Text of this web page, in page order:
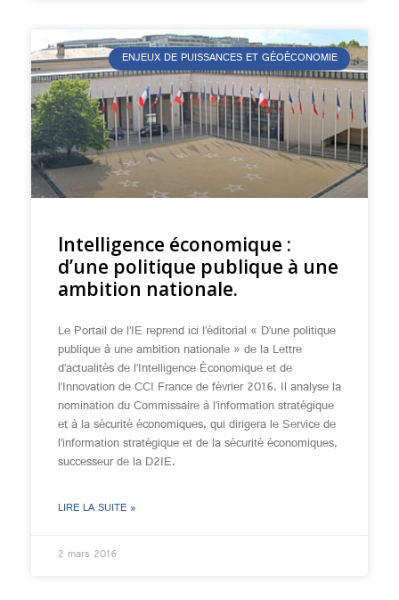
ENJEUX DE PUISSANCES ET GÉOÉCONOMIE
Intelligence économique :
d’une politique publique à une
ambition nationale.
Le Portail de l’IE reprend ici l’éditorial « D’une politique
publique à une ambition nationale » de la Lettre
d’actualités de l’Intelligence Économique et de
l’Innovation de CCI France de février 2016. Il analyse la
nomination du Commissaire à l’information stratégique
et à la sécurité économiques, qui dirigera le Service de
l’information stratégique et de la sécurité économiques,
successeur de la D2IE.
LIRE LA SUITE »
2 mars 2016